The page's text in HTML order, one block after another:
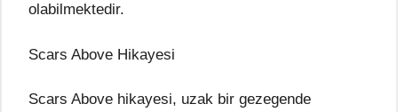
olabilmektedir.
Scars Above Hikayesi
Scars Above hikayesi, uzak bir gezegende